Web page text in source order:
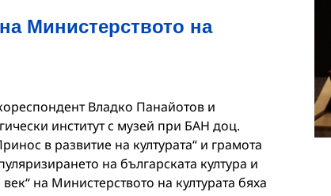
Министерството на
Владко Панайотов и
институт с музей при БАН доц.
в развитие на културата“ и грамота
на българската култура и
на Министерството на културата бяха